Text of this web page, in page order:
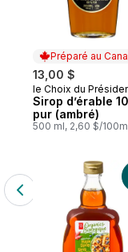
Préparé au
13,00 $
Préparé au
le Choix du
Sirop d’érable
pur (ambré)
500 ml, 2,60 $/